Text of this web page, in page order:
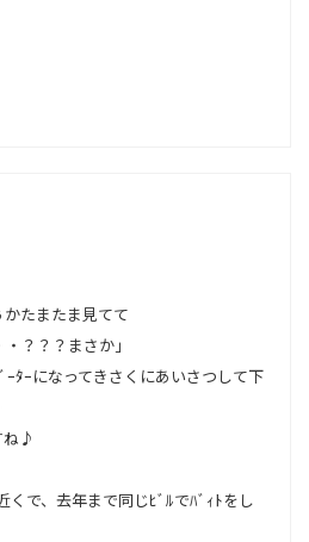
たまたま見てて
？？？まさか」
ｰﾀｰになってきさくにあいさつして下
ね♪
くで、去年まで同じﾋﾞﾙでﾊﾞｨﾄをし